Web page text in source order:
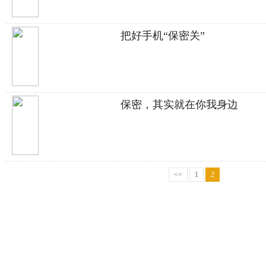
把好手机“保密关”
保密，其实就在你我身边
<< 1 2